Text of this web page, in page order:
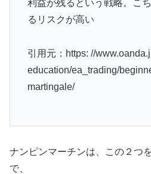
利益が残るという戦略。こ
るリスクが高い
引用元：https: //
education/ea_trading/
martingale/
ナンピンマーチンは、この２つ
で、